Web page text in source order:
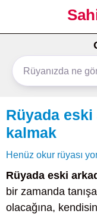
Rüyada eski
kalmak
Henüz okur rüyası
Rüyada eski
bir zamanda
olacağına,